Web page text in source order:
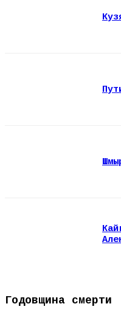
Годовщина смерти